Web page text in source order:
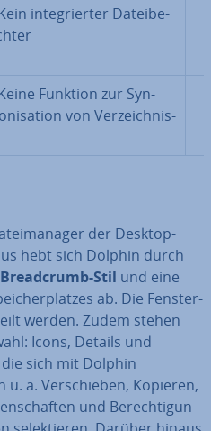
✗
in­te­grier­ter Da­tei­be­
✗
Funktion zur Syn­
von Ver­zeich­nis­
der Desktop-
hebt sich Dolphin durch
Stil und eine
ab. Die Fens­ter­
werden. Zudem stehen
Icons, Details und
sich mit Dolphin
u. a. Ver­schie­ben, Kopieren,
und Be­rech­ti­gun­